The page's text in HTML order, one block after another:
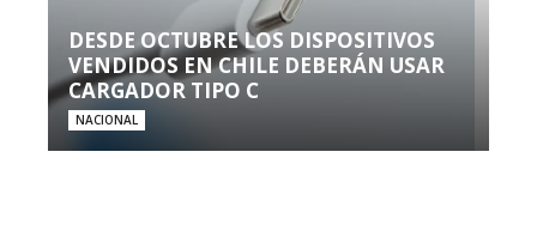
DESDE OCTUBRE LOS DISPOSITIVOS
VENDIDOS EN CHILE DEBERÁN USAR
CARGADOR TIPO C
NACIONAL